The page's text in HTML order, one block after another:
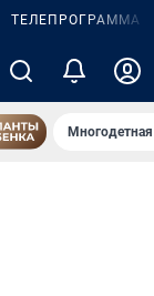
ТЕЛЕПРОГРАММА